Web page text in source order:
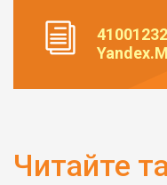
Читайте